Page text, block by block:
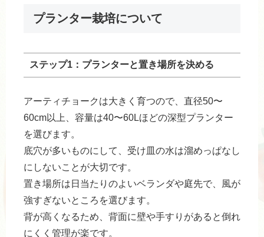
プランター栽培について
ステップ1：プランターと置き場所を決める
アーティチョークは大きく育つので、直径50〜
60cm以上、容量は40〜60Lほどの深型プランター
を選びます。
底穴が多いものにして、受け皿の水は溜めっぱなし
にしないことが大切です。
置き場所は日当たりのよいベランダや庭先で、風が
強すぎないところを選びます。
背が高くなるため、背面に壁や手すりがあると倒れ
にくく管理が楽です。